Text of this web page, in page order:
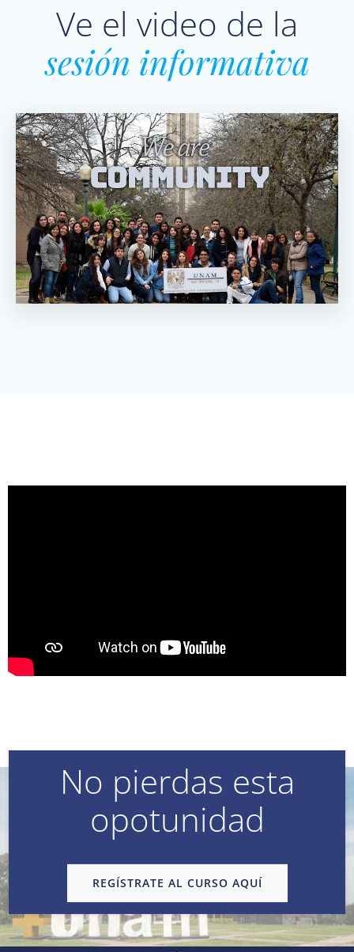
Ve el video de la
sesión informativa
No pierdas esta
opotunidad
REGÍSTRATE AL CURSO AQUÍ